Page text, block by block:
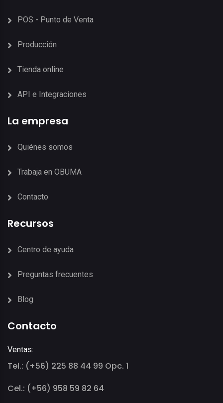
POS - Punto de Venta
Producción
Tienda online
API e Integraciones
La empresa
Quiénes somos
Trabaja en OBUMA
Contacto
Recursos
Centro de ayuda
Preguntas frecuentes
Blog
Contacto
Ventas:
Tel.: (+56) 225 88 44 99 Opc. 1
Cel.: (+56) 958 59 82 64